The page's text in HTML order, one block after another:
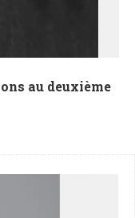
au deuxième